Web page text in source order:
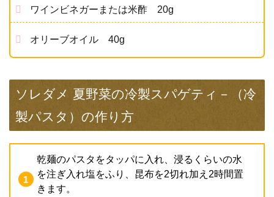
ワインビネガーまたは米酢 20g
オリーブオイル 40g
ソレダメ 夏野菜の冷製スパゲティ－（冷
製パスタ）の作り方
乾麺のパスタをタッパに入れ、浸るくらいの水
を注ぎ入れ塩をふり、昆布を2切れ加え2時間置
きます。